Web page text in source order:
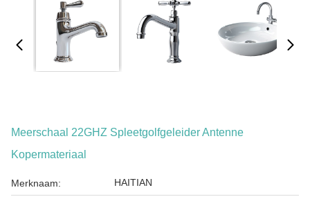
Meerschaal 22GHZ Spleetgolfgeleider Antenne
Kopermateriaal
Merknaam: HAITIAN